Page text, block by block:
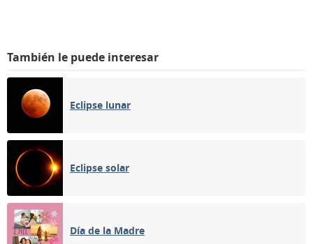
También le puede interesar
Eclipse lunar
Eclipse solar
Día de la Madre